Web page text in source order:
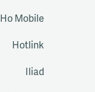
Ho Mobile
Hotlink
Iliad